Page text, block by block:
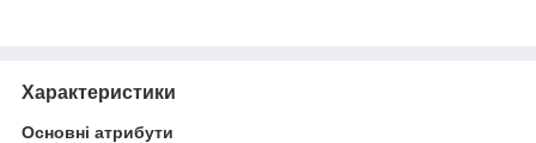
Характеристики
Основні атрибути